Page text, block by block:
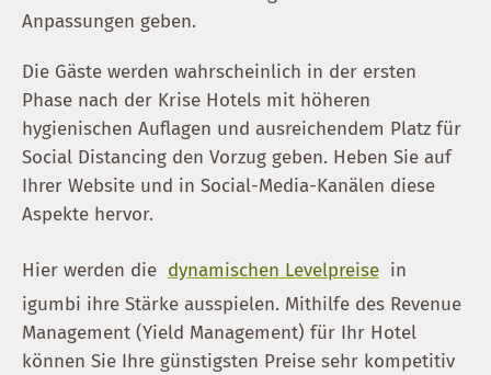
Anpassungen geben.
Die Gäste werden wahrscheinlich in der ersten
Phase nach der Krise Hotels mit höheren
hygienischen Auflagen und ausreichendem Platz für
Social Distancing den Vorzug geben. Heben Sie auf
Ihrer Website und in Social-Media-Kanälen diese
Aspekte hervor.
Hier werden die dynamischen Levelpreise in
igumbi ihre Stärke ausspielen. Mithilfe des Revenue
Management (Yield Management) für Ihr Hotel
können Sie Ihre günstigsten Preise sehr kompetitiv